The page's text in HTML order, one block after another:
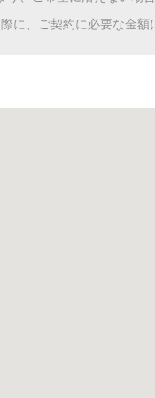
、ご契約に必要な金額